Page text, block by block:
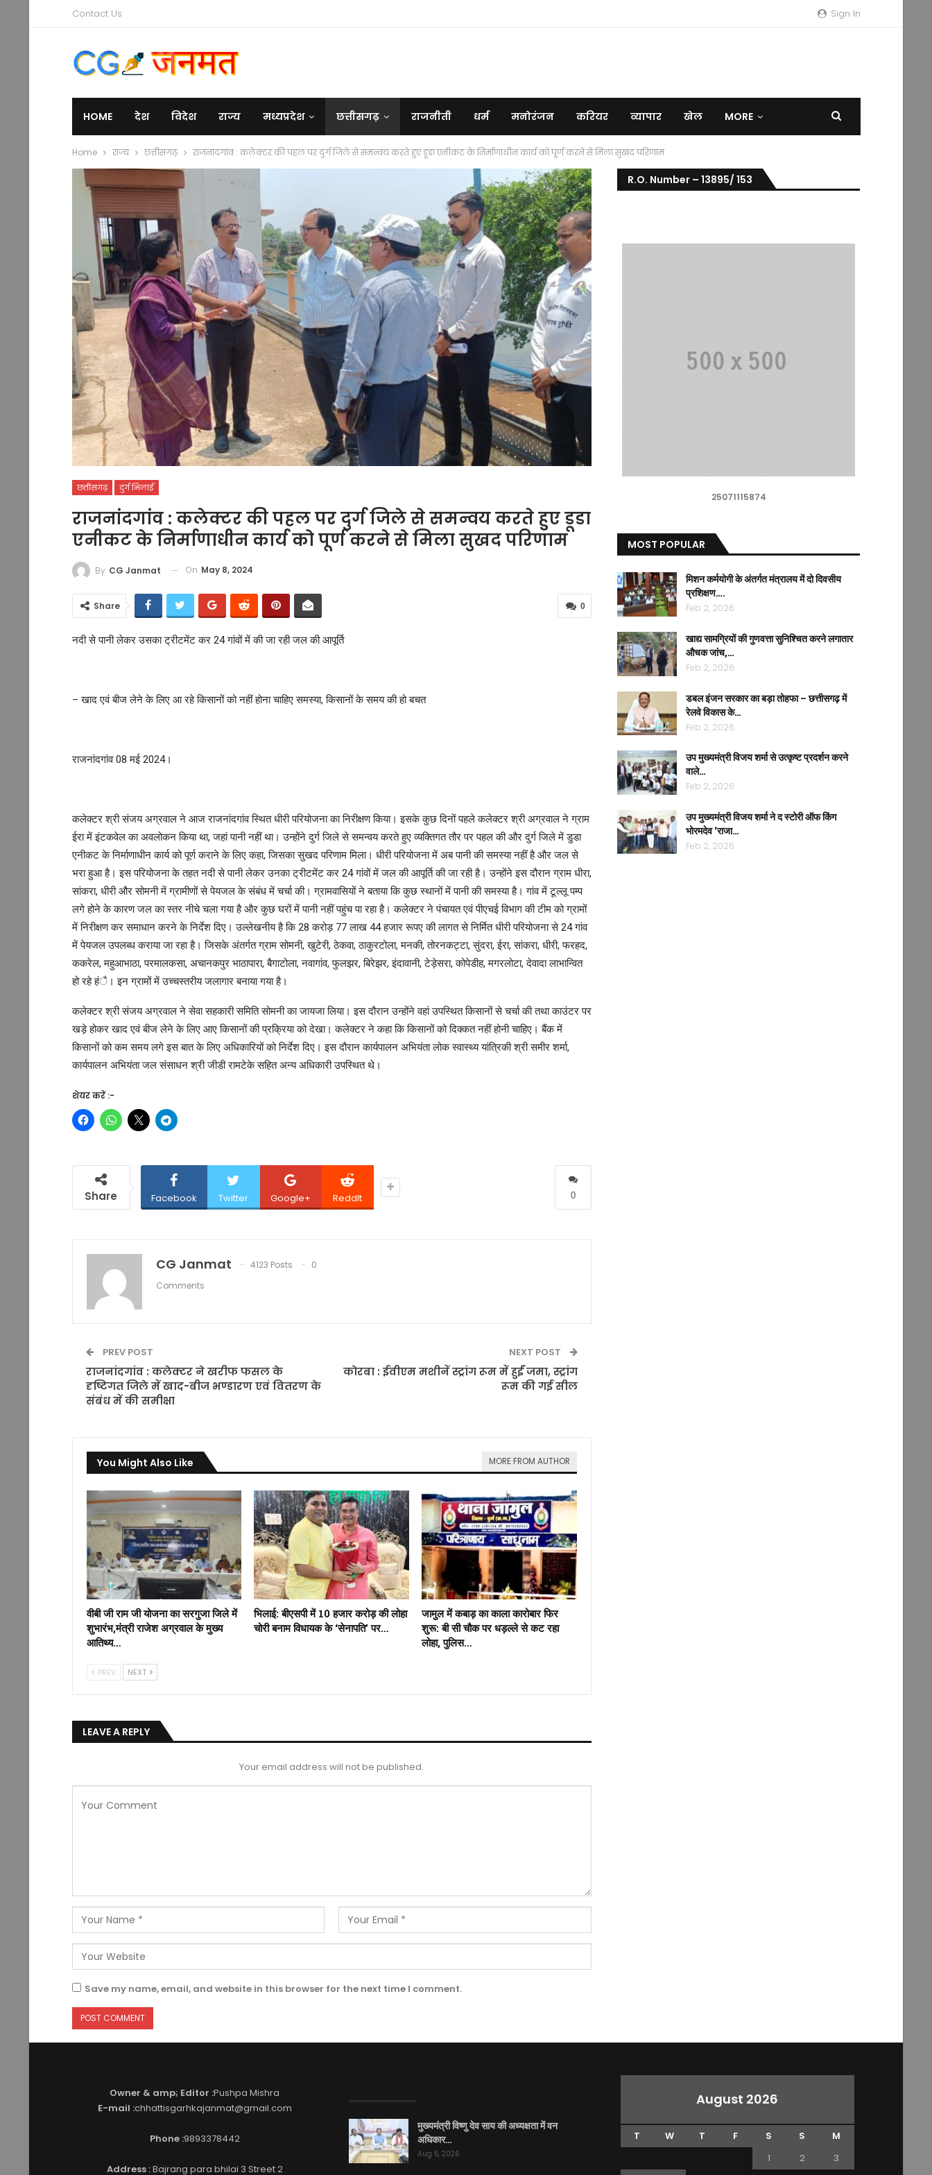
Sign In
Contact Us
HOME देश विदेश राज्य मध्यप्रदेश छत्तीसगढ़ राजनीती धर्म मनोरंजन करियर व्यापार खेल MORE
Home राज्य छत्तीसगढ़ राजनांदगांव : कलेक्टर की पहल पर दुर्ग जिले से समन्वय करते हुए डूडा एनीकट के निर्माणाधीन कार्य को पूर्ण करने से मिला सुखद परिणाम
छत्तीसगढ़ दुर्ग भिलाई
राजनांदगांव : कलेक्टर की पहल पर दुर्ग जिले से समन्वय करते हुए डूडा
एनीकट के निर्माणाधीन कार्य को पूर्ण करने से मिला सुखद परिणाम
By CG Janmat On May 8, 2024
0
Share
नदी से पानी लेकर उसका ट्रीटमेंट कर 24 गांवों में की जा रही जल की आपूर्ति
– खाद एवं बीज लेने के लिए आ रहे किसानों को नहीं होना चाहिए समस्या, किसानों के समय की हो बचत
राजनांदगांव 08 मई 2024।
कलेक्टर श्री संजय अग्रवाल ने आज राजनांदगांव स्थित धीरी परियोजना का निरीक्षण किया। इसके कुछ दिनों पहले कलेक्टर श्री अग्रवाल ने ग्राम
ईरा में इंटकवेल का अवलोकन किया था, जहां पानी नहीं था। उन्होंने दुर्ग जिले से समन्वय करते हुए व्यक्तिगत तौर पर पहल की और दुर्ग जिले में डुडा
एनीकट के निर्माणाधीन कार्य को पूर्ण कराने के लिए कहा, जिसका सुखद परिणाम मिला। धीरी परियोजना में अब पानी की समस्या नहीं है और जल से
भरा हुआ है। इस परियोजना के तहत नदी से पानी लेकर उनका ट्रीटमेंट कर 24 गांवों में जल की आपूर्ति की जा रही है। उन्होंने इस दौरान ग्राम धीरा,
सांकरा, धीरी और सोमनी में ग्रामीणों से पेयजल के संबंध में चर्चा की। ग्रामवासियों ने बताया कि कुछ स्थानों में पानी की समस्या है। गांव में टूल्लू पम्प
लगे होने के कारण जल का स्तर नीचे चला गया है और कुछ घरों में पानी नहीं पहुंच पा रहा है। कलेक्टर ने पंचायत एवं पीएचई विभाग की टीम को ग्रामों
में निरीक्षण कर समाधान करने के निर्देश दिए। उल्लेखनीय है कि 28 करोड़ 77 लाख 44 हजार रूपए की लागत से निर्मित धीरी परियोजना से 24 गांव
में पेयजल उपलब्ध कराया जा रहा है। जिसके अंतर्गत ग्राम सोमनी, खुटेरी, ठेकवा, ठाकुरटोला, मनकी, तोरनकट्टा, सुंदरा, ईरा, सांकरा, धीरी, फरहद,
ककरेल, महुआभाठा, परमालकसा, अचानकपुर भाठापारा, बैगाटोला, नवागांव, फुलझर, बिरेझर, इंदावानी, टेड़ेसरा, कोपेडीह, मगरलोटा, देवादा लाभान्वित
हो रहे हंै। इन ग्रामों में उच्चस्तरीय जलागार बनाया गया है।
कलेक्टर श्री संजय अग्रवाल ने सेवा सहकारी समिति सोमनी का जायजा लिया। इस दौरान उन्होंने वहां उपस्थित किसानों से चर्चा की तथा काउंटर पर
खड़े होकर खाद एवं बीज लेने के लिए आए किसानों की प्रक्रिया को देखा। कलेक्टर ने कहा कि किसानों को दिक्कत नहीं होनी चाहिए। बैंक में
किसानों को कम समय लगे इस बात के लिए अधिकारियों को निर्देश दिए। इस दौरान कार्यपालन अभियंता लोक स्वास्थ्य यांत्रिकी श्री समीर शर्मा,
कार्यपालन अभियंता जल संसाधन श्री जीडी रामटेके सहित अन्य अधिकारी उपस्थित थे।
शेयर करें :-
0
Share Facebook Twitter Google+ ReddIt
CG Janmat 4123 Posts
0
Comments
PREV POST
राजनांदगांव : कलेक्टर ने खरीफ फसल के
दृष्टिगत जिले में खाद-बीज भण्डारण एवं वितरण के
संबंध में की समीक्षा
NEXT POST
कोरबा : ईवीएम मशीनें स्ट्रांग रूम में हुईं जमा, स्ट्रांग
रूम की गई सील
You Might Also Like MORE FROM AUTHOR
वीबी जी राम जी योजना का सरगुजा जिले में
शुभारंभ,मंत्री राजेश अग्रवाल के मुख्य
आतिथ्य…
भिलाई: बीएसपी में 10 हजार करोड़ की लोहा
चोरी बनाम विधायक के ‘सेनापति’ पर…
जामुल में कबाड़ का काला कारोबार फिर
शुरू: बी सी चौक पर धड़ल्ले से कट रहा
लोहा, पुलिस…
PREV NEXT
LEAVE A REPLY
Your email address will not be published.
Save my name, email, and website in this browser for the next time I comment.
R.O. Number – 13895/ 153
25071115874
MOST POPULAR
मिशन कर्मयोगी के अंतर्गत मंत्रालय में दो दिवसीय
प्रशिक्षण….
Feb 2, 2026
खाद्य सामग्रियों की गुणवत्ता सुनिश्चित करने लगातार
औचक जांच,…
Feb 2, 2026
डबल इंजन सरकार का बड़ा तोहफा – छत्तीसगढ़ में
रेलवे विकास के…
Feb 2, 2026
उप मुख्यमंत्री विजय शर्मा से उत्कृष्ट प्रदर्शन करने
वाले…
Feb 2, 2026
उप मुख्यमंत्री विजय शर्मा ने द स्टोरी ऑफ किंग
भोरमदेव ‘राजा…
Feb 2, 2026
Owner & amp; Editor :Pushpa Mishra
E-mail :chhattisgarhkajanmat@gmail.com
Phone :9893378442
Address :Bajrang para bhilai 3 Street 2
मुख्यमंत्री विष्णु देव साय की अध्यक्षता में वन
अधिकार…
Aug 5, 2026
August 2026
T W T F S S
M
1
2
3